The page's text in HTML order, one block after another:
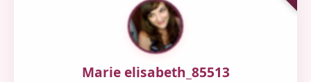
Marie elisabeth_85513